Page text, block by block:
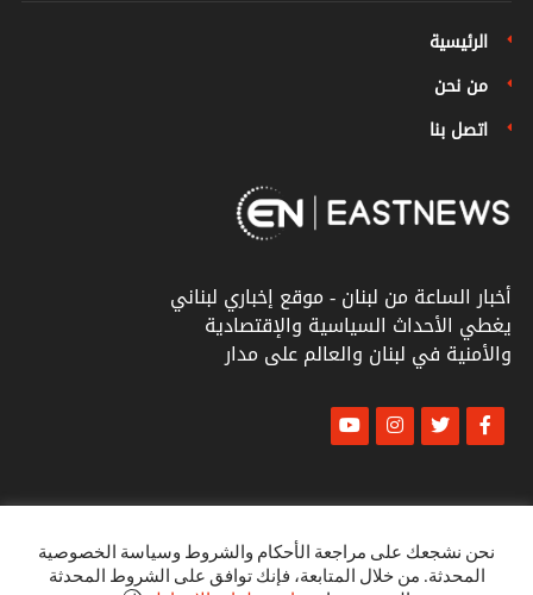
الرئيسية
من نحن
اتصل بنا
أخبار الساعة من لبنان - موقع إخباري لبناني
يغطي الأحداث السياسية والإقتصادية
والأمنية في لبنان والعالم على مدار
© أخبار الشرقكل الحقوق محفوظة ٢٠٢٣
نحن نشجعك على مراجعة الأحكام والشروط وسياسة الخصوصية
المحدثة. من خلال المتابعة، فإنك توافق على الشروط المحدثة